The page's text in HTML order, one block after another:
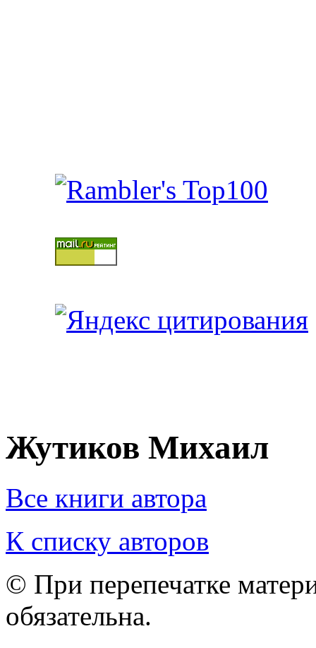
Жутиков Михаил
Все книги автора
К списку авторов
© При перепечатке
обязательна.